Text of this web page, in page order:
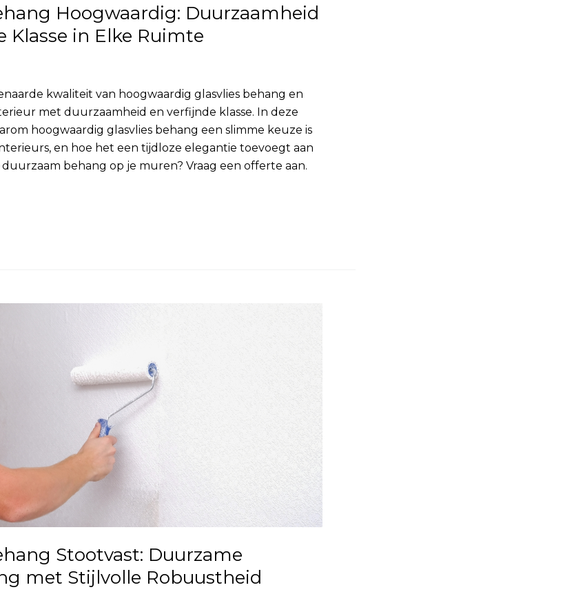
Hoogwaardig: Duurzaamheid
Klasse in Elke Ruimte
kwaliteit van hoogwaardig glasvlies behang en
met duurzaamheid en verfijnde klasse. In deze
hoogwaardig glasvlies behang een slimme keuze is
en hoe het een tijdloze elegantie toevoegt aan
behang op je muren? Vraag een offerte aan.
Stootvast: Duurzame
met Stijlvolle Robuustheid